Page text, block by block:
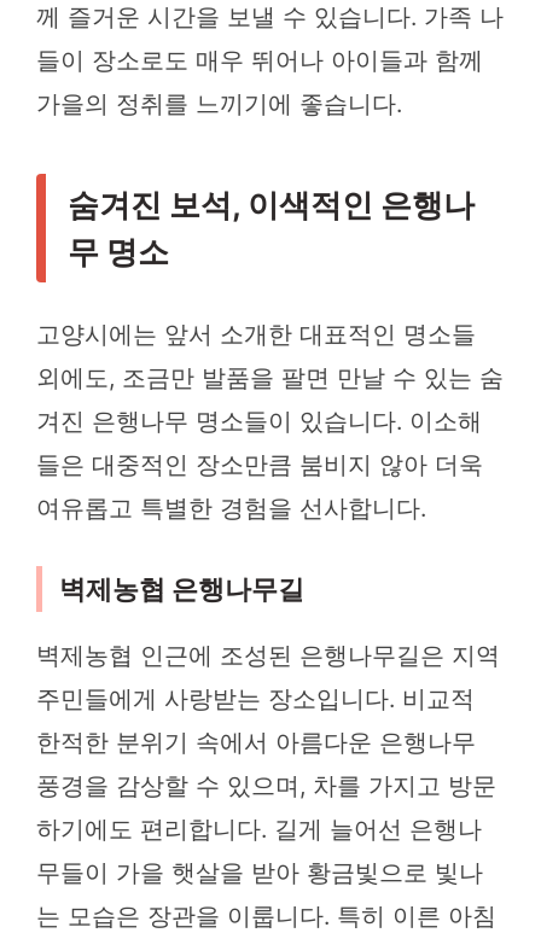
께 즐거운 시간을 보낼 수 있습니다. 가족 나
들이 장소로도 매우 뛰어나 아이들과 함께
가을의 정취를 느끼기에 좋습니다.
숨겨진 보석, 이색적인 은행나
무 명소
고양시에는 앞서 소개한 대표적인 명소들
외에도, 조금만 발품을 팔면 만날 수 있는 숨
겨진 은행나무 명소들이 있습니다. 이소해
들은 대중적인 장소만큼 붐비지 않아 더욱
여유롭고 특별한 경험을 선사합니다.
벽제농협 은행나무길
벽제농협 인근에 조성된 은행나무길은 지역
주민들에게 사랑받는 장소입니다. 비교적
한적한 분위기 속에서 아름다운 은행나무
풍경을 감상할 수 있으며, 차를 가지고 방문
하기에도 편리합니다. 길게 늘어선 은행나
무들이 가을 햇살을 받아 황금빛으로 빛나
는 모습은 장관을 이룹니다. 특히 이른 아침